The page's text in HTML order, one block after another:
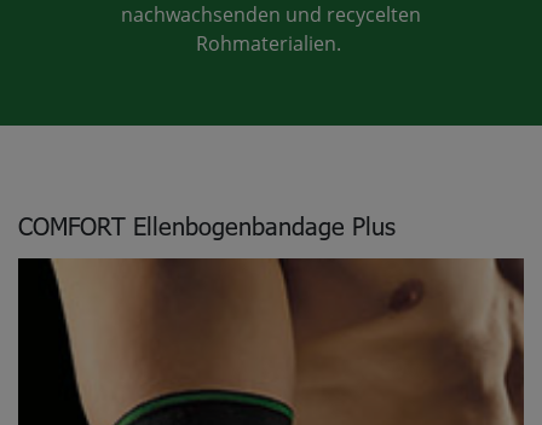
nachwachsenden und recycelten
Rohmaterialien.
COMFORT Ellenbogenbandage Plus